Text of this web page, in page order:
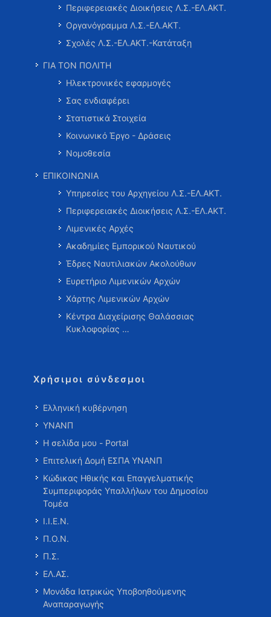
Περιφερειακές Διοικήσεις Λ.Σ.-ΕΛ.ΑΚΤ.
Οργανόγραμμα Λ.Σ.-ΕΛ.ΑΚΤ.
Σχολές Λ.Σ.-ΕΛ.ΑΚΤ.-Κατάταξη
ΓΙΑ ΤΟΝ ΠΟΛΙΤΗ
Ηλεκτρονικές εφαρμογές
Σας ενδιαφέρει
Στατιστικά Στοιχεία
Κοινωνικό Έργο - Δράσεις
Νομοθεσία
ΕΠΙΚΟΙΝΩΝΙΑ
Υπηρεσίες του Αρχηγείου Λ.Σ.-ΕΛ.ΑΚΤ.
Περιφερειακές Διοικήσεις Λ.Σ.-ΕΛ.ΑΚΤ.
Λιμενικές Αρχές
Ακαδημίες Εμπορικού Ναυτικού
Έδρες Ναυτιλιακών Ακολούθων
Ευρετήριο Λιμενικών Αρχών
Χάρτης Λιμενικών Αρχών
Κέντρα Διαχείρισης Θαλάσσιας
Κυκλοφορίας …
Χρήσιμοι σύνδεσμοι
Ελληνική κυβέρνηση
ΥΝΑΝΠ
Η σελίδα μου - Portal
Επιτελική Δομή ΕΣΠΑ ΥΝΑΝΠ
Κώδικας Ηθικής και Επαγγελματικής
Συμπεριφοράς Υπαλλήλων του Δημοσίου
Τομέα
Ι.Ι.Ε.Ν.
Π.Ο.Ν.
Π.Σ.
ΕΛ.ΑΣ.
Μονάδα Ιατρικώς Υποβοηθούμενης
Αναπαραγωγής